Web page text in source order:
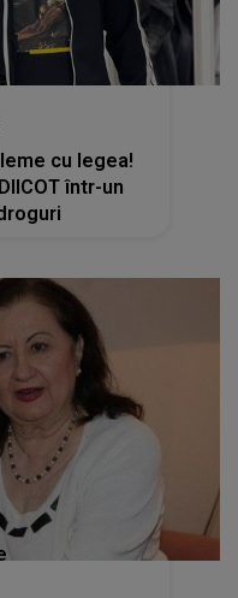
cu legea!
într-un